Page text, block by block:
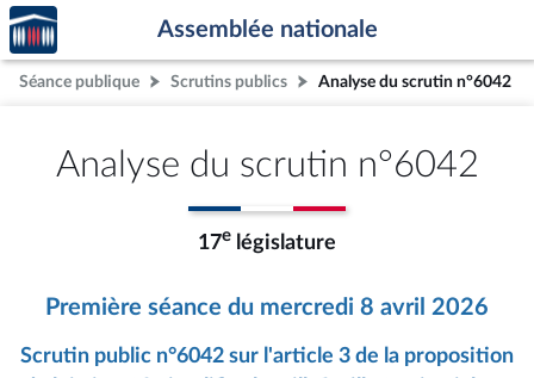
Aller au contenu
Aller en bas de la page
Accèder
à la
page
d'accueil
Assemblée nationale
Séance publique Scrutins publics Analyse du scrutin n°6042
Analyse du scrutin n°6042
17e législature
Première séance du mercredi 8 avril 2026
Scrutin public n°6042 sur l'article 3 de la proposition